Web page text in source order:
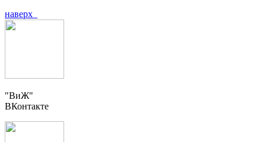
наверх
"ВиЖ"
ВКонтакте